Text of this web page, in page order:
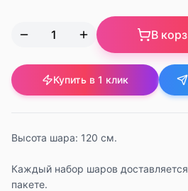
В
Купить в 1 клик
Высота шара: 120 см.
Каждый набор шаров
пакете.